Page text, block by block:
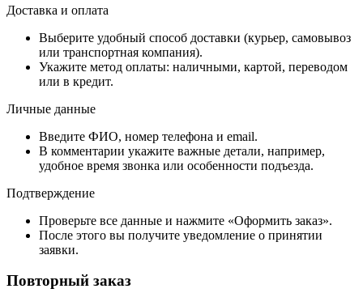
Доставка и оплата
Выберите удобный способ доставки (курьер, самовывоз
или транспортная компания).
Укажите метод оплаты: наличными, картой, переводом
или в кредит.
Личные данные
Введите ФИО, номер телефона и email.
В комментарии укажите важные детали, например,
удобное время звонка или особенности подъезда.
Подтверждение
Проверьте все данные и нажмите «Оформить заказ».
После этого вы получите уведомление о принятии
заявки.
Повторный заказ